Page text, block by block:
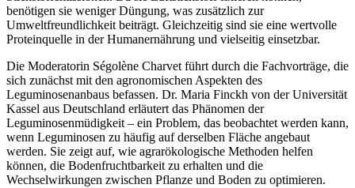
benötigen sie weniger Düngung, was zusätzlich zur
Umweltfreundlichkeit beiträgt. Gleichzeitig sind sie eine wertvolle
Proteinquelle in der Humanernährung und vielseitig einsetzbar.
Die Moderatorin Ségolène Charvet führt durch die Fachvorträge, die
sich zunächst mit den agronomischen Aspekten des
Leguminosenanbaus befassen. Dr. Maria Finckh von der Universität
Kassel aus Deutschland erläutert das Phänomen der
Leguminosenmüdigkeit – ein Problem, das beobachtet werden kann,
wenn Leguminosen zu häufig auf derselben Fläche angebaut
werden. Sie zeigt auf, wie agrarökologische Methoden helfen
können, die Bodenfruchtbarkeit zu erhalten und die
Wechselwirkungen zwischen Pflanze und Boden zu optimieren.